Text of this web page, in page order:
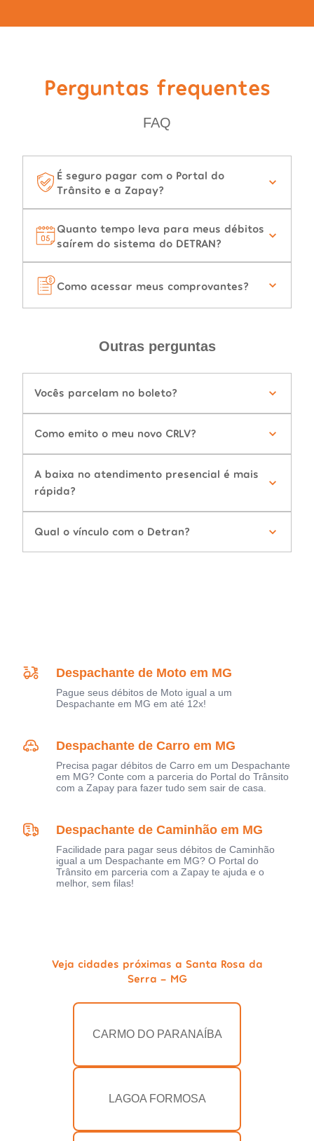
Perguntas frequentes
FAQ
É seguro pagar com o Portal do
Trânsito e a Zapay?
Quanto tempo leva para meus débitos
saírem do sistema do DETRAN?
Como acessar meus comprovantes?
Outras perguntas
Vocês parcelam no boleto?
Como emito o meu novo CRLV?
A baixa no atendimento presencial é mais
rápida?
Qual o vínculo com o Detran?
Despachante de Moto em MG
Pague seus débitos de Moto igual a um
Despachante em MG em até 12x!
Despachante de Carro em MG
Precisa pagar débitos de Carro em um Despachante
em MG? Conte com a parceria do Portal do Trânsito
com a Zapay para fazer tudo sem sair de casa.
Despachante de Caminhão em MG
Facilidade para pagar seus débitos de Caminhão
igual a um Despachante em MG? O Portal do
Trânsito em parceria com a Zapay te ajuda e o
melhor, sem filas!
Veja cidades próximas a Santa Rosa da
Serra - MG
CARMO DO PARANAÍBA
LAGOA FORMOSA